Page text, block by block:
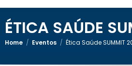
ÉTICA SAÚDE
Home / Eventos / Ética Saúde SUMMIT